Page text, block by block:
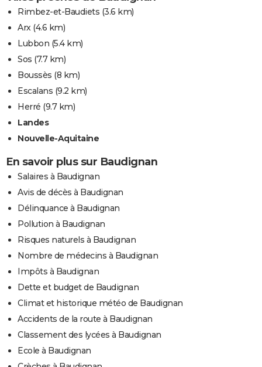
Rimbez-et-Baudiets (3.6 km)
Arx(4.6 km)
Lubbon (5.4 km)
Sos (7.7 km)
Boussès (8 km)
Escalans (9.2 km)
Herré (9.7 km)
Landes
Nouvelle-Aquitaine
En savoir plus sur Baudignan
Salaires à Baudignan
Avis de décès à Baudignan
Délinquance à Baudignan
Pollution à Baudignan
Risques naturels à Baudignan
Nombre de médecins à Baudignan
Impôts à Baudignan
Dette et budget de Baudignan
Climat et historique météo de Baudignan
Accidents de la route à Baudignan
Classement des lycées à Baudignan
Ecole à Baudignan